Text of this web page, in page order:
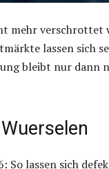
mehr verschrottet
lassen sich
bleibt nur
So lassen sich